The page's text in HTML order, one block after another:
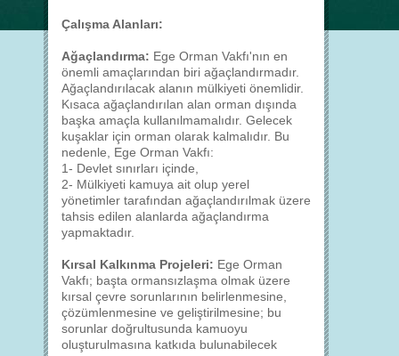
Çalışma Alanları:
Ağaçlandırma: Ege Orman Vakfı'nın en
önemli amaçlarından biri ağaçlandırmadır.
Ağaçlandırılacak alanın mülkiyeti önemlidir.
Kısaca ağaçlandırılan alan orman dışında
başka amaçla kullanılmamalıdır. Gelecek
kuşaklar için orman olarak kalmalıdır. Bu
nedenle, Ege Orman Vakfı:
1- Devlet sınırları içinde,
2- Mülkiyeti kamuya ait olup yerel
yönetimler tarafından ağaçlandırılmak üzere
tahsis edilen alanlarda ağaçlandırma
yapmaktadır.
Kırsal Kalkınma Projeleri: Ege Orman
Vakfı; başta ormansızlaşma olmak üzere
kırsal çevre sorunlarının belirlenmesine,
çözümlenmesine ve geliştirilmesine; bu
sorunlar doğrultusunda kamuoyu
oluşturulmasına katkıda bulunabilecek